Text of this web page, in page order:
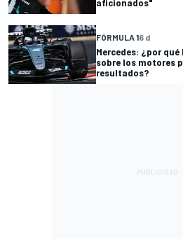
aficionados"
FÓRMULA 16 d
Mercedes: ¿por
sobre los motores
resultados?